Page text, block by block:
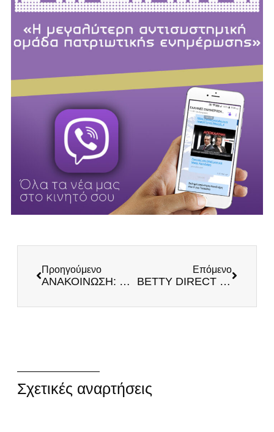
Προηγούμενο
ΑΝΑΚΟΙΝΩΣΗ: Συνεργασία Εθνικού Κόμματος ΕΛΛΗΝΕΣ και Εθνικού Μετώπου στις επερχόμενες διπλές εθνικές εκλογές!
Επόμενο
BETTY DIRECT για Ηλία Κασιδιάρη: «Δεν φιμώνεται η ΑΛΗΘΕΙΑ! Όσο τον «μπλοκάρετε» τόσο δυναμώνει!» (Βίντεο)
Σχετικές αναρτήσεις